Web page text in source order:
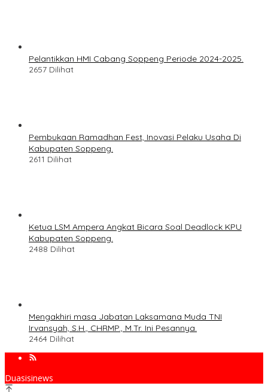
Pelantikkan HMI Cabang Soppeng Periode 2024-2025.
2657 Dilihat
Pembukaan Ramadhan Fest, Inovasi Pelaku Usaha Di
Kabupaten Soppeng.
2611 Dilihat
Ketua LSM Ampera Angkat Bicara Soal Deadlock KPU
Kabupaten Soppeng.
2488 Dilihat
Mengakhiri masa Jabatan Laksamana Muda TNI
Irvansyah, S.H., CHRMP., M.Tr. Ini Pesannya.
2464 Dilihat
Duasisinews